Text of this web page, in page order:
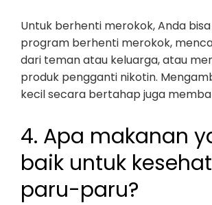
Untuk berhenti merokok, Anda
program berhenti merokok,
dari teman atau keluarga, atau
produk pengganti nikotin.
kecil secara bertahap juga
4. Apa makanan
baik untuk
paru-paru?